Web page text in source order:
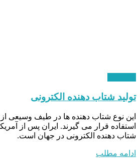
تولید شتاب ‌دهنده الکترونی
این نوع شتاب‌ دهنده‌ ها در طیف وسیعی از
استفاده قرار می‌ گیرند. ایران پس از
شتاب ‌دهنده الکترونی در جهان است.
ادامه مطلب